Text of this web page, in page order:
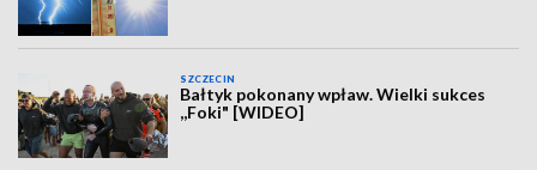
SZCZECIN
Bałtyk pokonany wpław. Wielki sukces
,,Foki" [WIDEO]